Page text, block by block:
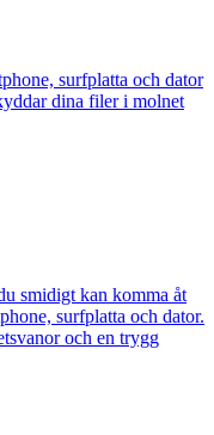
surfplatta och dator
dina filer i molnet
smidigt kan komma åt
surfplatta och dator.
och en trygg